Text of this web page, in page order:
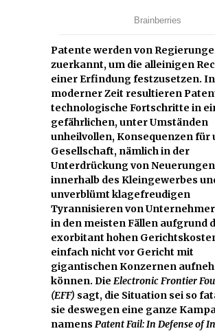
Patente werden von
zuerkannt, um die alleinigen
einer Erfindung festzusetzen. In
moderner Zeit resultieren
technologische Fortschritte in
gefährlichen, unter Umständen
unheilvollen, Konsequenzen für
Gesellschaft, nämlich in der
Unterdrückung von Neuerungen
innerhalb des Kleingewerbes
unverblümt klagefreudigen
Tyrannisieren von
in den meisten Fällen aufgrund
exorbitant hohen
einfach nicht vor Gericht mit
gigantischen Konzernen
können. Die Electronic Frontier
(EFF) sagt, die Situation sei so
sie deswegen eine ganze
namens Patent Fail: In Defense of